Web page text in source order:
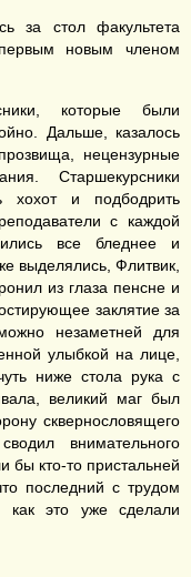
за стол факультета
новым членом
которые были
Дальше, казалось
нецензурные
Старшекурсники
хохот и подбодрить
с каждой
все бледнее и
выделялись, Флитвик,
из глаза пенсне и
заклятие за
незаметней для
улыбкой на лице,
ниже стола рука с
великий маг был
сквернословящего
внимательного
бы кто-то пристальней
последний с трудом
как это уже сделали